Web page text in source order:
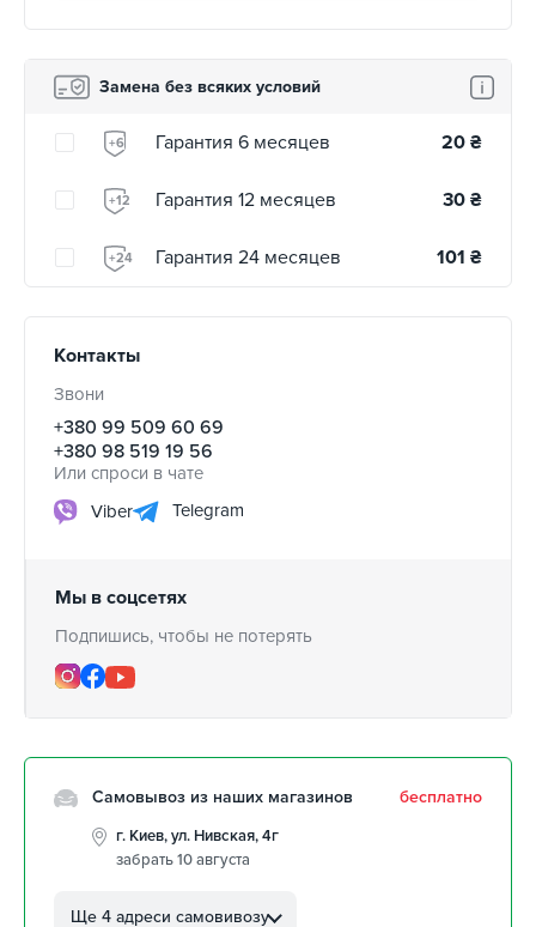
Замена без всяких условий
+6 Гарантия 6 месяцев 20 ₴
+12 Гарантия 12 месяцев 30 ₴
+24 Гарантия 24 месяцев 101 ₴
Контакты
Звони
+380 99 509 60 69
+380 98 519 19 56
Или спроси в чате
Viber
Telegram
Мы в соцсетях
Подпишись, чтобы не потерять
Самовывоз из наших магазинов бесплатно
г. Киев, ул. Нивская, 4г
забрать 10 августа
Автолюбителей, 8а
Ще 4 адреси самовивозу